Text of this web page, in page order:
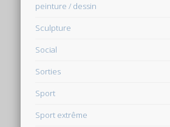
peinture / dessin
Sculpture
Social
Sorties
Sport
Sport extrême